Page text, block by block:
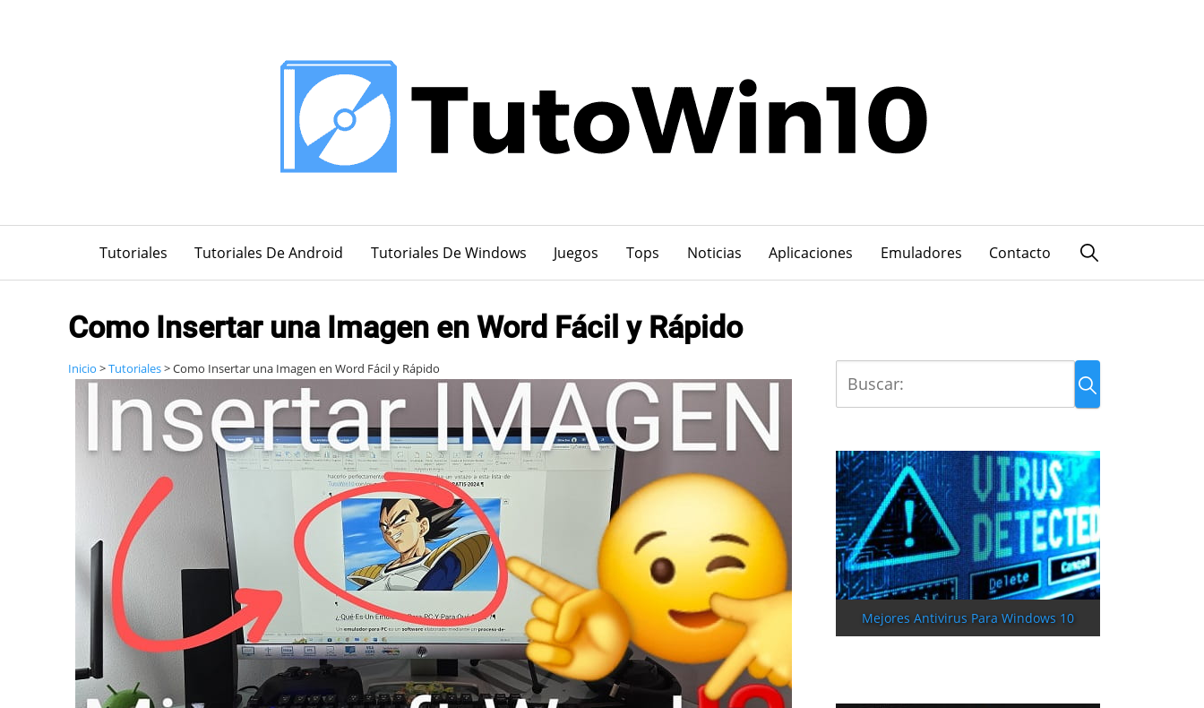
Tutoriales Tutoriales De Android Tutoriales De Windows Juegos Tops Noticias Aplicaciones Emuladores Contacto
Como Insertar una Imagen en Word Fácil y Rápido
Inicio >Tutoriales>Como Insertar una Imagen en Word Fácil y Rápido
Mejores Antivirus Para Windows 10